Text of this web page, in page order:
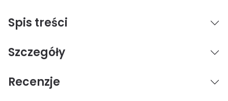
Spis treści
Szczegóły
Recenzje